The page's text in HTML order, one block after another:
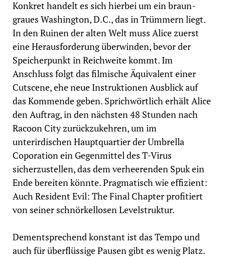
Konkret handelt es sich hierbei um ein braun-
graues Washington, D.C., das in Trümmern liegt.
In den Ruinen der alten Welt muss Alice zuerst
eine Herausforderung überwinden, bevor der
Speicherpunkt in Reichweite kommt. Im
Anschluss folgt das filmische Äquivalent einer
Cutscene, ehe neue Instruktionen Ausblick auf
das Kommende geben. Sprichwörtlich erhält Alice
den Auftrag, in den nächsten 48 Stunden nach
Racoon City zurückzukehren, um im
unterirdischen Hauptquartier der Umbrella
Coporation ein Gegenmittel des T-Virus
sicherzustellen, das dem verheerenden Spuk ein
Ende bereiten könnte. Pragmatisch wie effizient:
Auch Resident Evil: The Final Chapter profitiert
von seiner schnörkellosen Levelstruktur.
Dementsprechend konstant ist das Tempo und
auch für überflüssige Pausen gibt es wenig Platz.